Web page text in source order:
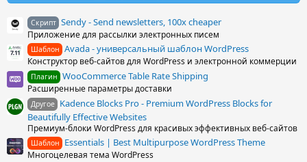
Скрипт Sendy - Send newsletters, 100x cheaper
Приложение для рассылки электронных писем
Шаблон Avada - универсальный шаблон WordPress
Конструктор веб-сайтов для WordPress и электронной коммерции
Плагин WooCommerce Table Rate Shipping
Расширенные параметры доставки
Другое Kadence Blocks Pro - Premium WordPress Blocks for
Beautifully Effective Websites
Премиум-блоки WordPress для красивых эффективных веб-сайтов
Шаблон Essentials | Best Multipurpose WordPress Theme
Многоцелевая тема WordPress